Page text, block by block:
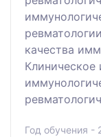
качества
Клиническое
Год обучения -